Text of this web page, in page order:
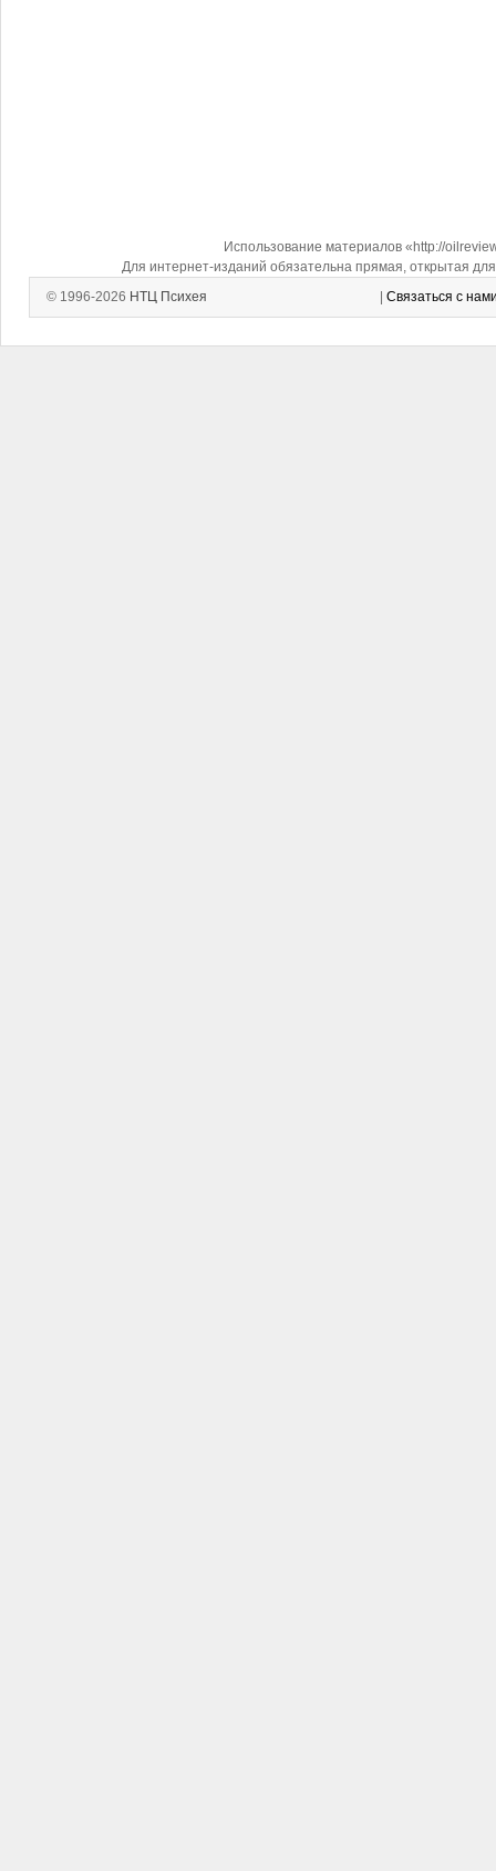
Использование материалов «http://
Для интернет-изданий обязательна прямая, открытая
© 1996-2026 НТЦ Психея Связаться с